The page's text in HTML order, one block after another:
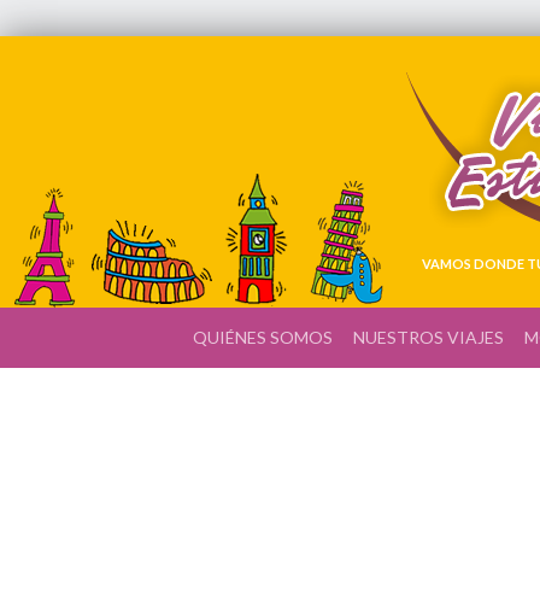
VAMOS DONDE
QUIÉNES SOMOS NUESTROS VIAJES